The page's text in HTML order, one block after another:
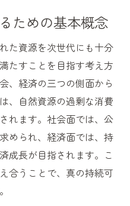
境保護
進する取り組み
の具体例
る意識改革
政策と法制度
可能なアイディアの
活習慣の提案
での工夫
ための基本概念
た資源を次世代にも十分
たすことを目指す考え方
、経済の三つの側面から
、自然資源の過剰な消費
れます。社会面では、公
められ、経済面では、持
成長が目指されます。こ
合うことで、真の持続可